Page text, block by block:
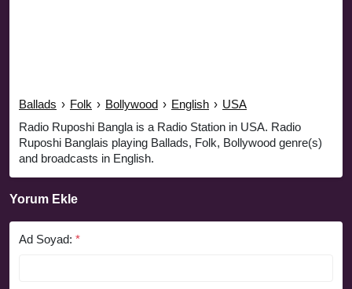
Ballads › Folk › Bollywood › English › USA
Radio Ruposhi Bangla is a Radio Station in USA. Radio
Ruposhi Banglais playing Ballads, Folk, Bollywood genre(s)
and broadcasts in English.
Yorum Ekle
Ad Soyad: *